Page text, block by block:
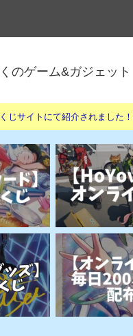
のゲーム&ガジェット
じサイトにて紹介されました